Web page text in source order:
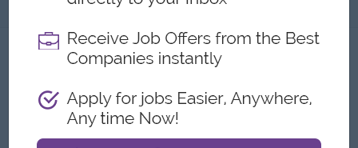
အကြောင်းအရာ
ဤကြော်ငြာကို တိုင်ကြားရန်